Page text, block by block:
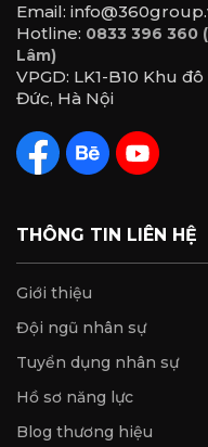
Email:
Hotline: 0833 396 360
Lâm)
VPGD: LK1-B10 Khu
Đức, Hà Nội
THÔNG TIN LIÊN HỆ
Giới thiệu
Đội ngũ nhân sự
Tuyển dụng nhân sự
Hồ sơ năng lực
Blog thương hiệu